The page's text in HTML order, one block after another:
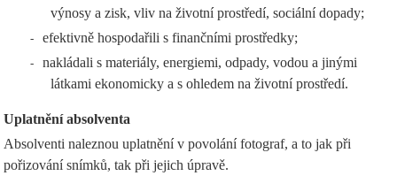
výnosy a zisk, vliv na životní prostředí, sociální dopady;
- efektivně hospodařili s finančními prostředky;
-
nakládali s materiály, energiemi, odpady, vodou a jinými
látkami ekonomicky a s ohledem na životní prostředí.
Uplatnění absolventa
Absolventi naleznou uplatnění v povolání fotograf, a to jak při
pořizování snímků, tak při jejich úpravě.